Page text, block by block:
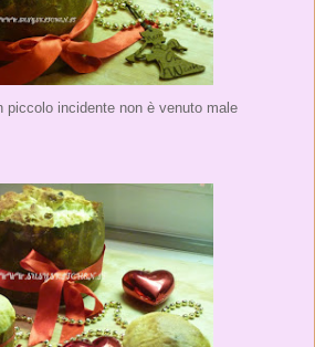
piccolo incidente non è venuto male